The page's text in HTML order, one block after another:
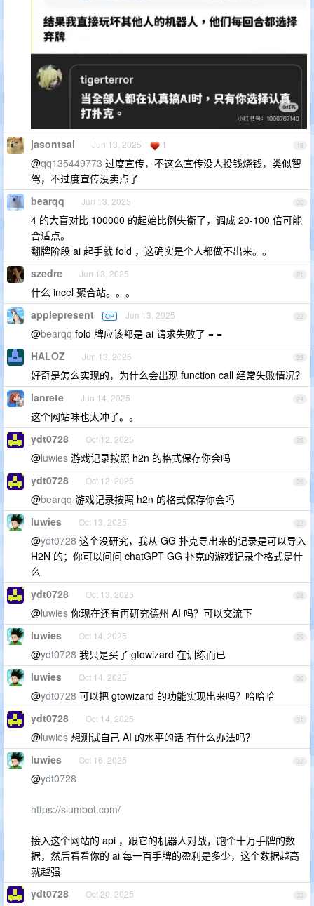
19
jasontsai Jun 13, 2025 1
@qq135449773 过度宣传，不这么宣传没人投钱烧钱，类似智
驾，不过度宣传没卖点了
20
bearqq Jun 13, 2025
4 的大盲对比 100000 的起始比例失衡了，调成 20-100 倍可能
合适点。
翻牌阶段 ai 起手就 fold ，这确实是个人都做不出来。。
21
szedre Jun 13, 2025
什么 incel 聚合站。。。
22
applepresent OP Jun 13, 2025
@bearqq fold 牌应该都是 ai 请求失败了 = =
23
HALOZ Jun 13, 2025
好奇是怎么实现的，为什么会出现 function call 经常失败情况？
24
lanrete Jun 14, 2025
这个网站味也太冲了。。
25
ydt0728 Oct 12, 2025
@luwies 游戏记录按照 h2n 的格式保存你会吗
26
ydt0728 Oct 12, 2025
@bearqq 游戏记录按照 h2n 的格式保存你会吗
27
luwies Oct 13, 2025
@ydt0728 这个没研究，我从 GG 扑克导出来的记录是可以导入
H2N 的；你可以问问 chatGPT GG 扑克的游戏记录个格式是什
么
28
ydt0728 Oct 13, 2025
@luwies 你现在还有再研究德州 AI 吗？可以交流下
29
luwies Oct 14, 2025
@ydt0728 我只是买了 gtowizard 在训练而已
30
luwies Oct 14, 2025
@ydt0728 可以把 gtowizard 的功能实现出来吗？哈哈哈
31
ydt0728 Oct 14, 2025
@luwies 想测试自己 AI 的水平的话 有什么办法吗？
32
luwies Oct 16, 2025
@ydt0728
https://slumbot.com/
接入这个网站的 api ，跟它的机器人对战，跑个十万手牌的数
据，然后看看你的 ai 每一百手牌的盈利是多少，这个数据越高
就越强
33
ydt0728 Oct 20, 2025